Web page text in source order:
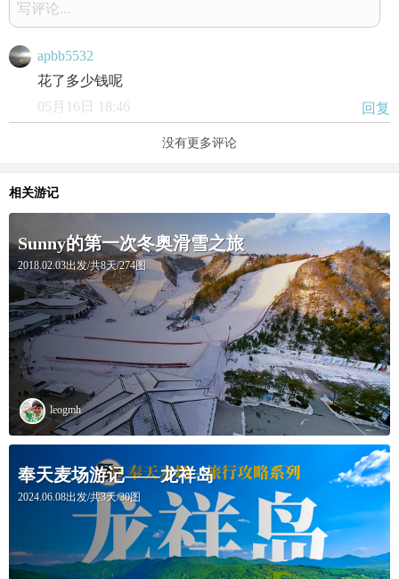
写评论...
apbb5532
花了多少钱呢
回复
05月16日 18:46
没有更多评论
相关游记
Sunny的第一次冬奥滑雪之旅
2018.02.03出发/共8天/274图
leogmh
奉天麦场游记——龙祥岛
2024.06.08出发/共3天/30图